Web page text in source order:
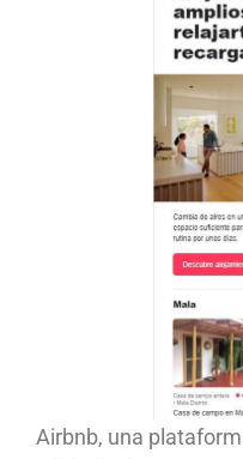
Airbnb, una